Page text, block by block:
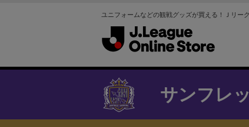
ユニフォームなどの観戦グッズが買える！Ｊリー
サンフレ